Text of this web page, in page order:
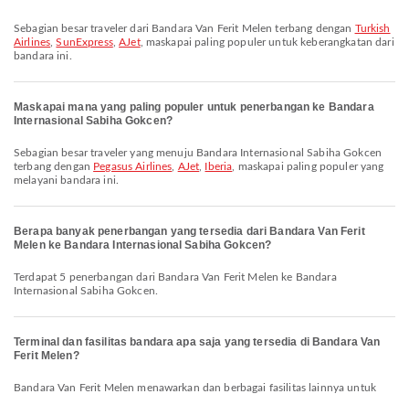
Sebagian besar traveler dari Bandara Van Ferit Melen terbang dengan Turkish
Airlines ,SunExpress,AJet, maskapai paling populer untuk keberangkatan dari
bandara ini.
Maskapai mana yang paling populer untuk penerbangan ke Bandara
Internasional Sabiha Gokcen?
Sebagian besar traveler yang menuju Bandara Internasional Sabiha Gokcen
terbang dengan Pegasus Airlines AJet Iberia , maskapai paling populer yang
melayani bandara ini.
Berapa banyak penerbangan yang tersedia dari Bandara Van Ferit
Melen ke Bandara Internasional Sabiha Gokcen?
Terdapat 5 penerbangan dari Bandara Van Ferit Melen ke Bandara
Internasional Sabiha Gokcen.
Terminal dan fasilitas bandara apa saja yang tersedia di Bandara Van
Ferit Melen?
Bandara Van Ferit Melen menawarkan dan berbagai fasilitas lainnya untuk